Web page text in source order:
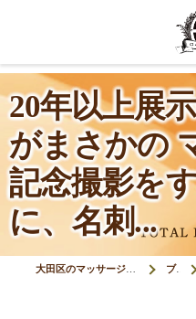
20年以上展
がまさかの
記念撮影を
に、名刺...
大田区のマッサージ＆鍼灸接骨院オリーブ(Olive) ブログ